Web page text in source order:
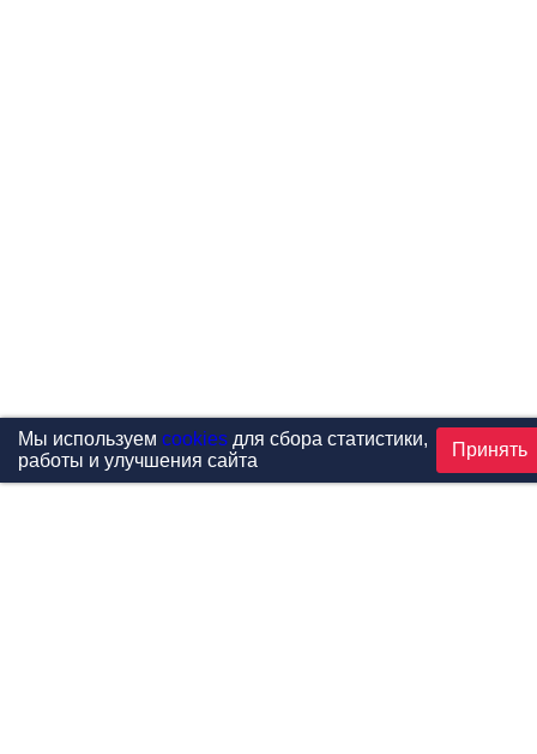
Мы используем cookiesдля сбора статистики,
работы и улучшения сайта
Принять